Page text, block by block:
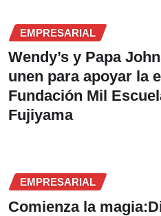
EMPRESARIAL
Wendy’s y Papa
unen para apoyar la
Fundación Mil
Fujiyama
EMPRESARIAL
Comienza la